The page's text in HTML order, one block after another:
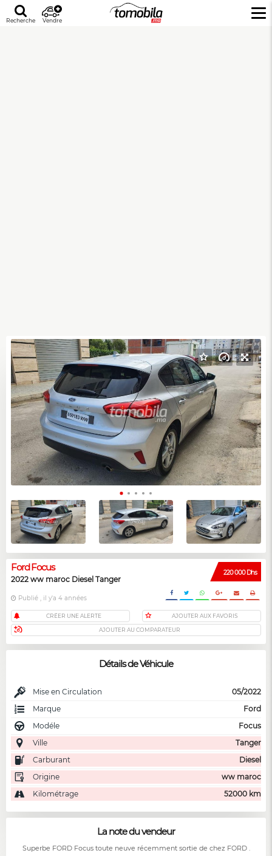
Recherche Vendre
220 000 Dhs
Ford Focus
2022 ww maroc Diesel Tanger
Publié , il y'a 4 années
CRÉER UNE ALERTE AJOUTER AUX FAVORIS
AJOUTER AU COMPARATEUR
Détails de Véhicule
Mise en Circulation
05/2022
Marque
Ford
Modéle
Focus
Ville
Tanger
Carburant
Diesel
Origine
ww maroc
Kilométrage
52000 km
La note du vendeur
Superbe FORD Focus toute neuve récemment sortie de chez FORD .